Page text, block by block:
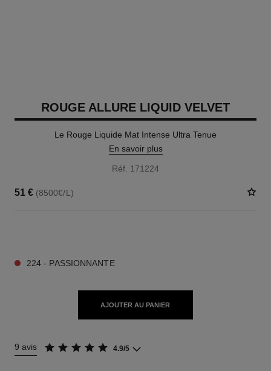
ROUGE ALLURE LIQUID VELVET
Le Rouge Liquide Mat Intense Ultra Tenue
En savoir plus
Réf. 171224
51 € (8500€/L)
224 - PASSIONNANTE
AJOUTER AU PANIER
9 avis 4.9/5